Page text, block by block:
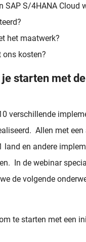
SAP S/4HANA Cloud
het maatwerk?
ons kosten?
starten met
verschillende
Allen met een
land en andere
In de webinar
de volgende
te starten met een